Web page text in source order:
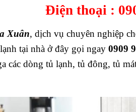
Điện thoại :
Xuân, dịch vụ chuyên nghiệp
tại nhà ở đây gọi ngay 0909
các dòng tủ lạnh, tủ đông, tủ